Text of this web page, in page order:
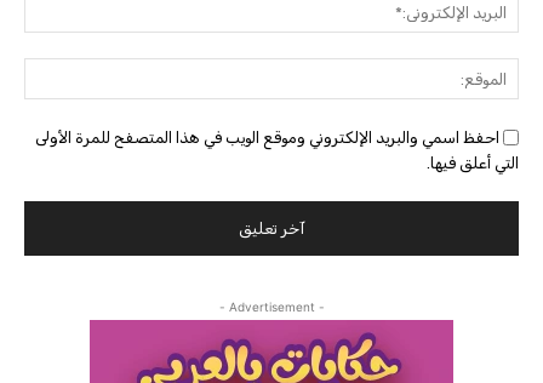
احفظ اسمي والبريد الإلكتروني وموقع الويب في هذا المتصفح للمرة الأولى
التي أعلق فيها.
- Advertisement -